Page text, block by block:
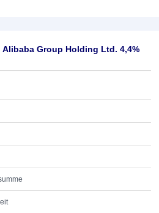
Alibaba Group Holding Ltd. 4,4%